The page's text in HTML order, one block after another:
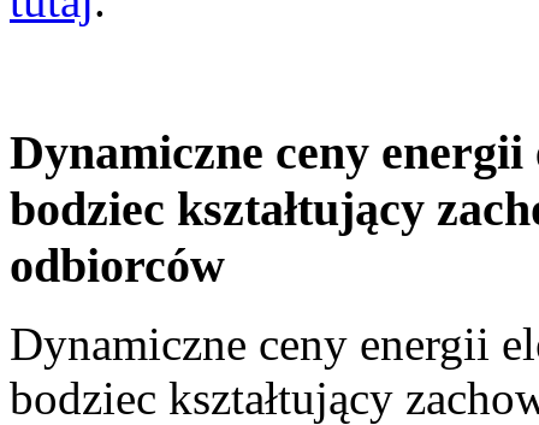
Dynamiczne ceny
bodziec kształtujący
odbiorców
Dynamiczne ceny energii
bodziec kształtujący